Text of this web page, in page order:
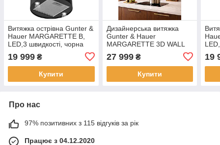
Витяжка острівна Gunter &
Hauer MARGARETTE B,
LED,3 швидкості, чорна
19 999 ₴
Купити
Дизайнерська витяжка
Gunter & Hauer
MARGARETTE 3D WALL
SD — краса і потужність
27 999₴
Купити
19
Про нас
97% позитивних з 115 відгуків за рік
Працює з 04.12.2020